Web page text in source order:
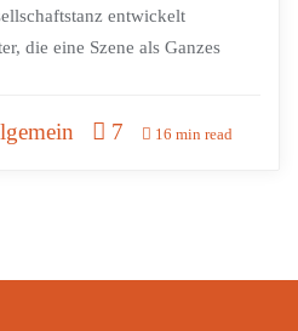
entwickelt
die eine Szene als Ganzes
7 16 min read